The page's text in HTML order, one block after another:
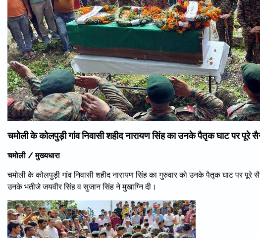
चमोली के कोलपुड़ी गांव निवासी शहीद नारायण सिंह का उनके पैतृक घाट पर पूरे
चमोली / मुख्यधारा
चमोली के कोलपुड़ी गांव निवासी शहीद नारायण सिंह का गुरुवार को उनके पैतृक घाट पर पूरे
उनके भतीजे जयवीर सिंह व सुजान सिंह ने मुखाग्नि दी।